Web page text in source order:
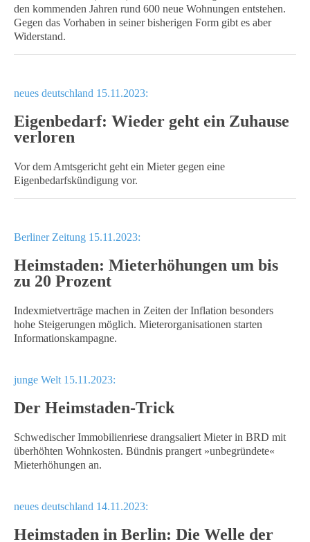
den kommenden Jahren rund 600 neue Wohnungen entstehen.
Gegen das Vorhaben in seiner bisherigen Form gibt es aber
Widerstand.
neues deutschland 15.11.2023:
Eigenbedarf: Wieder geht ein Zuhause
verloren
Vor dem Amtsgericht geht ein Mieter gegen eine
Eigenbedarfskündigung vor.
Berliner Zeitung 15.11.2023:
Heimstaden: Mieterhöhungen um bis
zu 20 Prozent
Indexmietverträge machen in Zeiten der Inflation besonders
hohe Steigerungen möglich. Mieterorganisationen starten
Informationskampagne.
junge Welt 15.11.2023:
Der Heimstaden-Trick
Schwedischer Immobilienriese drangsaliert Mieter in BRD mit
überhöhten Wohnkosten. Bündnis prangert »unbegründete«
Mieterhöhungen an.
neues deutschland 14.11.2023:
Heimstaden in Berlin: Die Welle der